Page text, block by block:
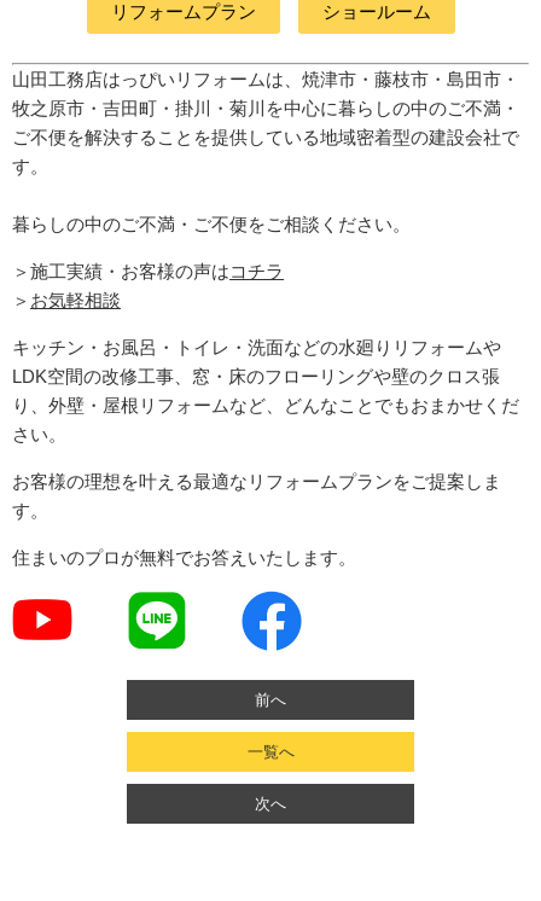
リフォームプラン ショールーム
山田工務店はっぴいリフォームは、焼津市・藤枝市・島田市・
牧之原市・吉田町 ・掛川・菊川 を中心に暮らしの中のご不満・
ご不便を解決することを提供している地域密着型の建設会社で
す。
暮らしの中のご不満・ご不便をご相談ください。
＞施工実績・お客様の声はコチラ
＞ お気軽相談
キッチン・お風呂・トイレ・洗面などの水廻りリフォームや
LDK空間の改修工事、窓・床のフローリングや壁のクロス張
り、外壁・屋根リフォームなど、どんなことでもおまかせくだ
さい。
お客様の理想を叶える最適なリフォームプランをご提案しま
す。
住まいのプロが無料でお答えいたします。
前へ
一覧へ
次へ